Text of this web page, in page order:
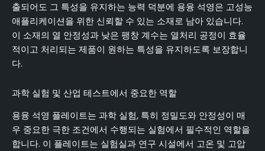
출되어도 그 특성을 유지하는 능력 덕분에 용융 석영은 고성능
애플리케이션을 위한 신뢰할 수 있는 소재로 남아 있습니다.
이 소재의 열 안정성과 낮은 팽창 계수는 열처리 공정이 효율
적이고 처리되는 제품이 원하는 특성을 유지하도록 보장합니
다.
과학 실험 및 산업 테스트에서 중요한 역할
용융 석영 플레이트는 과학 실험, 특히 정밀도와 안정성이 매
우 중요한 극한 조건에서 수행되는 실험에서 필수적인 역할을
합니다. 이 플레이트는 실험실과 연구 시설에서 고온 및 고압